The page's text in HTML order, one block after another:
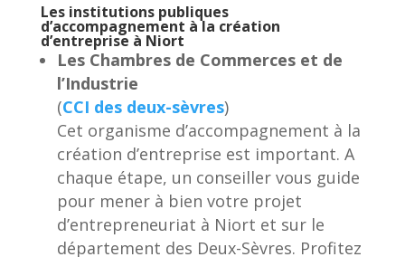
Les institutions publiques
d’accompagnement à la création
d’entreprise à Niort
Les Chambres de Commerces et de
l’Industrie
(CCI des deux-sèvres)
Cet organisme d’accompagnement à la
création d’entreprise est important. A
chaque étape, un conseiller vous guide
pour mener à bien votre projet
d’entrepreneuriat à Niort et sur le
département des Deux-Sèvres. Profitez